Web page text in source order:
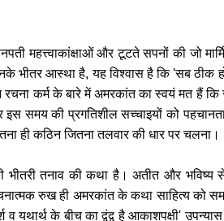
महत्त्वाकांक्षाओं और टूटते सपनों की जो
आस्था है, यह विश्वास है कि 'सब ठीक
कर्म के बारे में अमरकांत का स्वयं मत हैं कि
समय की प्रगतिशील सच्चाइयों को
ही कठिन जितना तलवार की धार पर चलना।
की भीतरी तनाव की कथा है। अतीत और
रुख ही अमरकांत के कथा साहित्य को
व यथार्थ के बीच का द्वंद्व है आकाशपक्षी'